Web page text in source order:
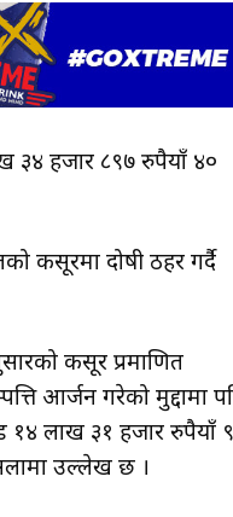
३४ हजार ८९७ रुपैयाँ ४०
कसूरमा दोषी ठहर गर्दै
कसूर प्रमाणित
आर्जन गरेको मुद्दामा
१४ लाख ३१ हजार रुपैयाँ
उल्लेख छ ।